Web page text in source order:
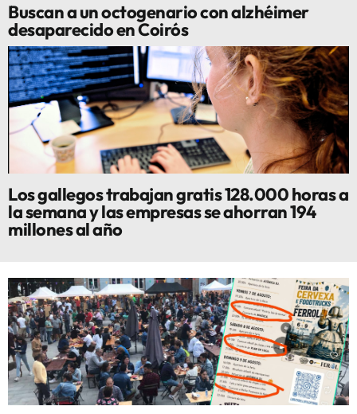
Buscan a un octogenario con alzhéimer
desaparecido en Coirós
Los gallegos trabajan gratis 128.000 horas a
la semana y las empresas se ahorran 194
millones al año